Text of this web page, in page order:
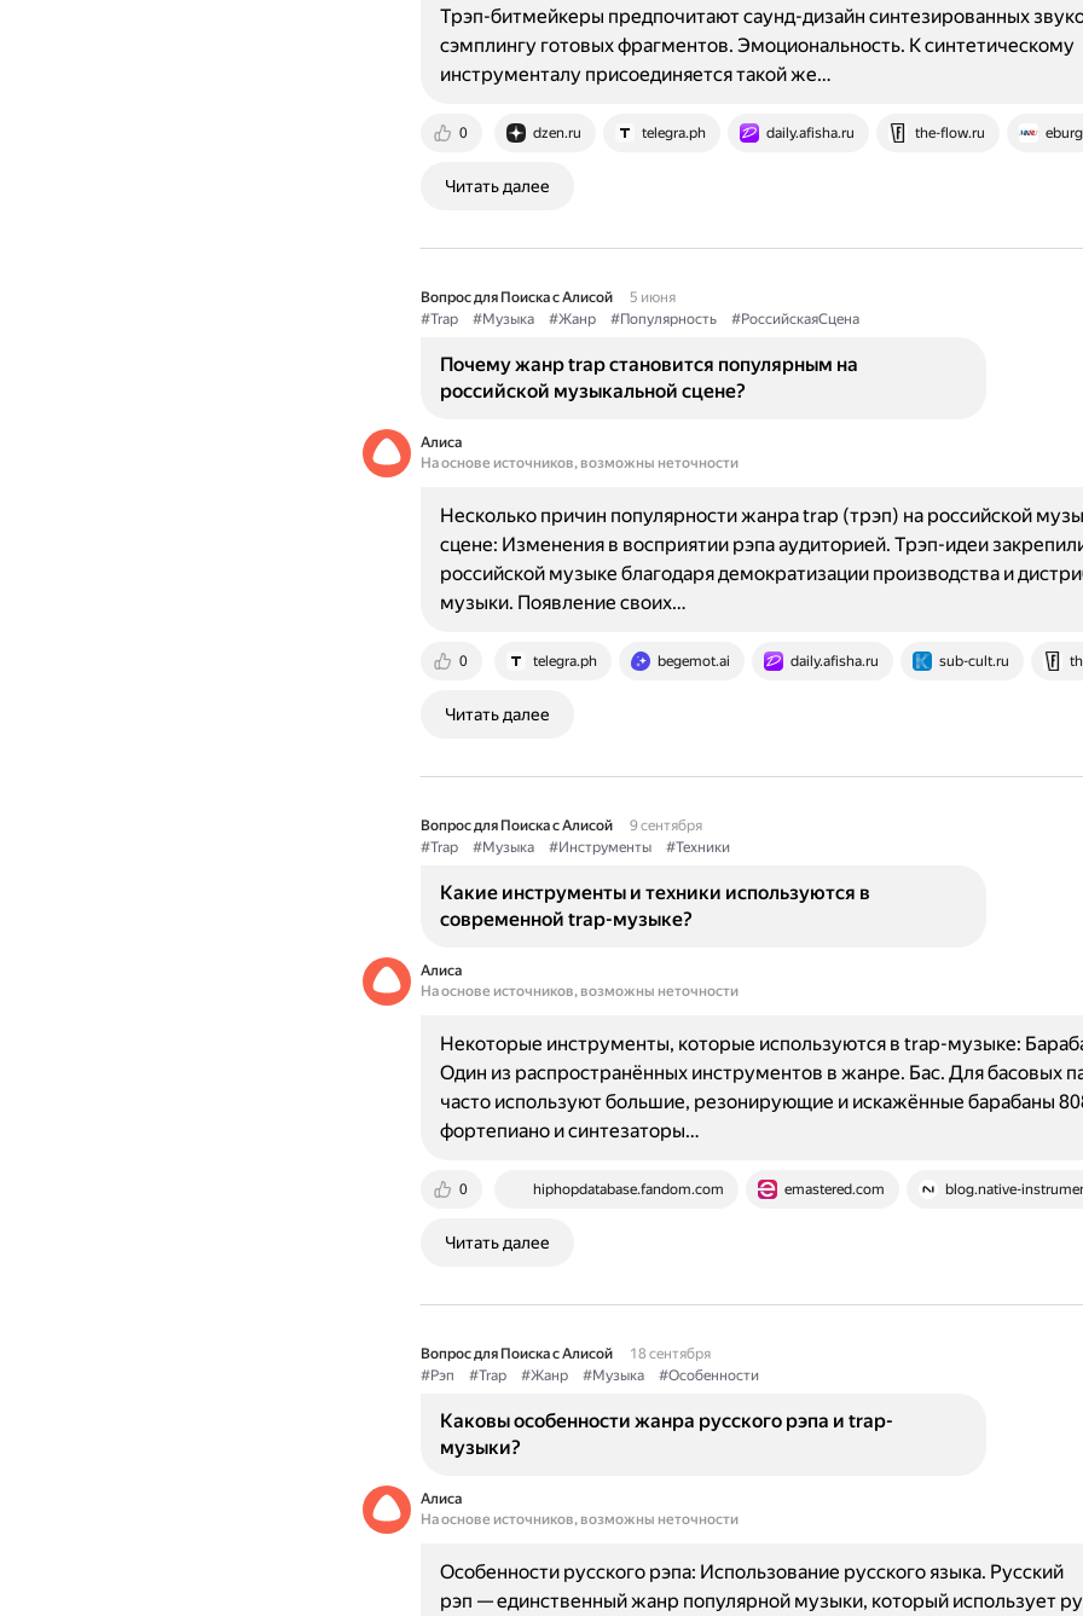
0 dzen.ru telegra.ph daily.afisha.ru the-flow.ru
Трэп-битмейкеры предпочитают саунд-дизайн синтезированных
сэмплингу готовых фрагментов. Эмоциональность. К синтетическому
инструменталу присоединяется такой же…
Читать далее
Вопрос для Поиска с Алисой
5 июня
#Trap
#Музыка #Жанр #Популярность #РоссийскаяСцена
Почему жанр trap становится популярным на
российской музыкальной сцене?
Алиса
На основе источников, возможны неточности
0 telegra.ph begemot.ai daily.afisha.ru sub-cult.ru
Несколько причин популярности жанра trap (трэп) на российской
сцене: Изменения в восприятии рэпа аудиторией. Трэп-идеи
российской музыке благодаря демократизации производства и
музыки. Появление своих…
Читать далее
Вопрос для Поиска с Алисой
9 сентября
#Trap
#Музыка #Инструменты #Техники
Какие инструменты и техники используются в
современной trap-музыке?
Алиса
На основе источников, возможны неточности
0 hiphopdatabase.fandom.com emastered.com blog.native-
Некоторые инструменты, которые используются в trap-музыке:
Один из распространённых инструментов в жанре. Бас. Для басовых
часто используют большие, резонирующие и искажённые барабаны
фортепиано и синтезаторы…
Читать далее
Вопрос для Поиска с Алисой
18 сентября
#Рэп
#Trap #Жанр #Музыка #Особенности
Каковы особенности жанра русского рэпа и trap-
музыки?
Алиса
На основе источников, возможны неточности
Особенности русского рэпа: Использование русского языка. Русский
рэп — единственный жанр популярной музыки, который использует